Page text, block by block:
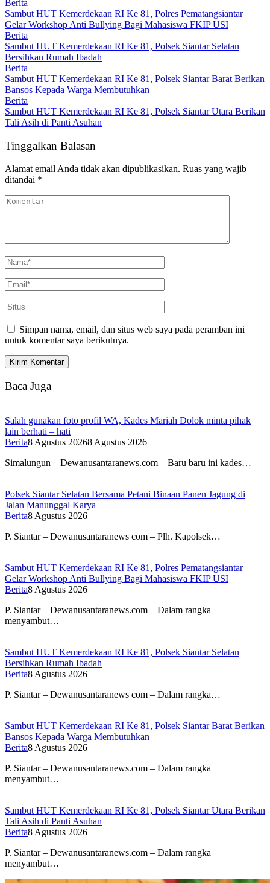
Berita
Sambut HUT Kemerdekaan RI Ke 81, Polres Pematangsiantar
Gelar Workshop Anti Bullying Bagi Mahasiswa FKIP USI
Berita
Sambut HUT Kemerdekaan RI Ke 81, Polsek Siantar Selatan
Bersihkan Rumah Ibadah
Berita
Sambut HUT Kemerdekaan RI Ke 81, Polsek Siantar Barat Berikan
Bansos Kepada Warga Membutuhkan
Berita
Sambut HUT Kemerdekaan RI Ke 81, Polsek Siantar Utara Berikan
Tali Asih di Panti Asuhan
Tinggalkan Balasan
Alamat email Anda tidak akan dipublikasikan. Ruas yang wajib
ditandai *
Simpan nama, email, dan situs web saya pada peramban ini
untuk komentar saya berikutnya.
Baca Juga
Salah gunakan foto profil WA, Kades Mariah Dolok minta pihak
lain berhati – hati
Berita8 Agustus 20268 Agustus 2026
Simalungun – Dewanusantaranews.com – Baru baru ini kades…
Polsek Siantar Selatan Bersama Petani Binaan Panen Jagung di
Jalan Manunggal Karya
Berita8 Agustus 2026
P. Siantar – Dewanusantaranews com – Plh. Kapolsek…
Sambut HUT Kemerdekaan RI Ke 81, Polres Pematangsiantar
Gelar Workshop Anti Bullying Bagi Mahasiswa FKIP USI
Berita8 Agustus 2026
P. Siantar – Dewanusantaranews.com – Dalam rangka
menyambut…
Sambut HUT Kemerdekaan RI Ke 81, Polsek Siantar Selatan
Bersihkan Rumah Ibadah
Berita8 Agustus 2026
P. Siantar – Dewanusantaranews com – Dalam rangka…
Sambut HUT Kemerdekaan RI Ke 81, Polsek Siantar Barat Berikan
Bansos Kepada Warga Membutuhkan
Berita8 Agustus 2026
P. Siantar – Dewanusantaranews.com – Dalam rangka
menyambut…
Sambut HUT Kemerdekaan RI Ke 81, Polsek Siantar Utara Berikan
Tali Asih di Panti Asuhan
Berita8 Agustus 2026
P. Siantar – Dewanusantaranews.com – Dalam rangka
menyambut…